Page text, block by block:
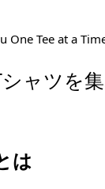
One Tee at a
ャツを
は